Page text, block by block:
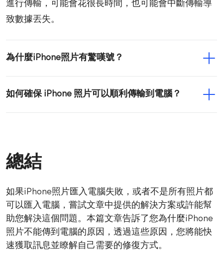
進行傳輸，可能會花很長時間，也可能會中斷傳輸導
致數據丟失。
為什麼iPhone照片有驚嘆號？
如何確保 iPhone 照片可以順利傳輸到電腦？
總結
如果iPhone照片匯入電腦失敗，或者不是所有照片都
可以匯入電腦，嘗試文章中提供的解決方案或許能幫
助您解決這個問題。本篇文章告訴了您為什麼iPhone
照片不能傳到電腦的原因，透過這些原因，您將能快
速獲取訊息並瞭解自己需要的修復方式。